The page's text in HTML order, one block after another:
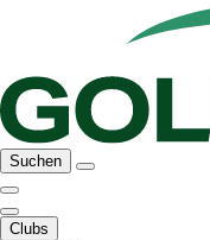
Suchen
Clubs